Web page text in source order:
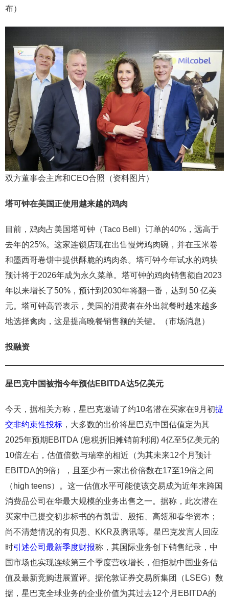
布）
双方董事会主席和CEO合照（资料图片）
塔可钟在美国正使用越来越的鸡肉
目前，鸡肉占美国塔可钟（Taco Bell）订单的40%，远高于
去年的25%。这家连锁店现在出售慢烤鸡肉碗，并在玉米卷
和墨西哥卷饼中提供酥脆的鸡肉条。塔可钟今年试水的鸡块
预计将于2026年成为永久菜单。塔可钟的鸡肉销售额自2023
年以来增长了50%，预计到2030年将翻一番，达到 50 亿美
元。塔可钟高管表示，美国的消费者在外出就餐时越来越多
地选择禽肉，这是提高晚餐销售额的关键。（市场消息）
投融资
星巴克中国被指今年预估EBITDA达5亿美元
今天，据相关方称，星巴克邀请了约10名潜在买家在9月初提
交非约束性投标 ，大多数的出价将星巴克中国估值定为其
2025年预期EBITDA (息税折旧摊销前利润) 4亿至5亿美元的
10倍左右，估值倍数与瑞幸的相近（为其未来12个月预计
EBITDA的9倍），且至少有一家出价倍数在17至19倍之间
（high teens）。这一估值水平可能使该交易成为近年来跨国
消费品公司在华最大规模的业务出售之一。据称，此次潜在
买家中已提交初步标书的有凯雷、殷拓、高瓴和春华资本；
尚不清楚情况的有贝恩、KKR及腾讯等。星巴克发言人回应
时引述公司最新季度财报称，其国际业务创下销售纪录，中
国市场也实现连续第三个季度营收增长，但拒就中国业务估
值及最新竞购进展置评。据伦敦证券交易所集团（LSEG）数
据，星巴克全球业务的企业价值为其过去12个月EBITDA的